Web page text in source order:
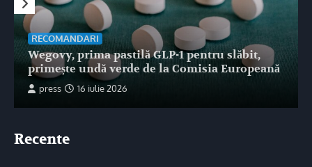
RECOMANDARI
Wegovy, prima pastilă GLP-1 pentru slăbit,
primește undă verde de la Comisia Europeană
press 16 iulie 2026
Recente